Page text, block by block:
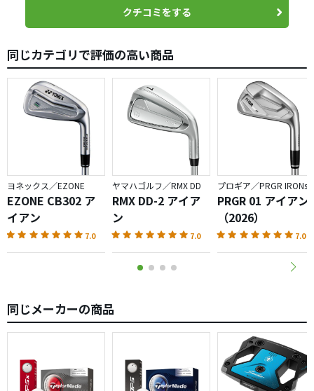
もちろん、シャンクはネックに当てたら出るは出るのです
が、7番アイアンより上は貫通型スピードポケットの恩恵
大きな武器になりそうです。
Z725より10gほど重たいですが、スムーズに振り抜けそう
な印象です。一度、X Forged CBでは純正ダイナミックゴー
ルドの重さもあってなかなか安定しなかったですが、やは
りテクノロジーを搭載したこのテーラーメイドのアイアンは
安心感があります。実戦ラウンドはこれからですが、大い
に楽しみです。単品で4番アイアンの追加購入も検討してま
す。
クチコミをする
同じカテゴリで評価の高い商品
ヨネックス／EZONE
EZONE CB302 ア
イアン
7.0
ヤマハゴルフ／RMX DD
RMX DD-2 アイア
ン
7.0
プロギア／PRGR IRONs
PRGR 01 アイアン
（2026）
7.0
同じメーカーの商品